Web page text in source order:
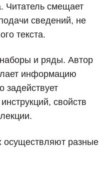
Читатель смещает
сведений, не
текста.
и ряды. Автор
информацию
задействует
свойств
осуществляют разные